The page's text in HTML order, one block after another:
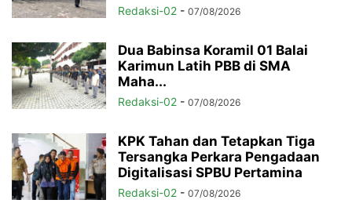
Redaksi-02 - 07/08/2026
Dua Babinsa Koramil 01 Balai
Karimun Latih PBB di SMA
Maha...
Redaksi-02 - 07/08/2026
KPK Tahan dan Tetapkan Tiga
Tersangka Perkara Pengadaan
Digitalisasi SPBU Pertamina
Redaksi-02 - 07/08/2026